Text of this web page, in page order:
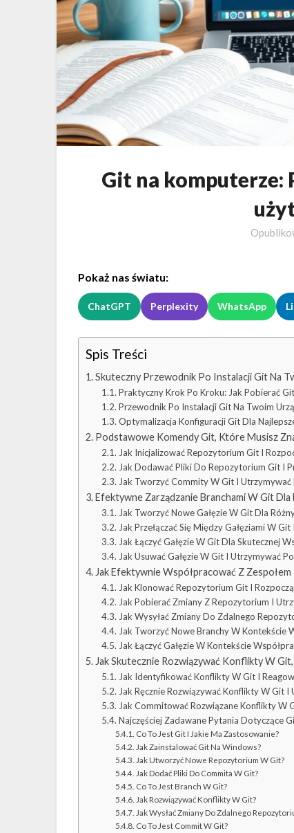
Git na
Pokaż nas światu:
ChatGPT Perplexity WhatsApp
Spis Treści
Skuteczny Przewodnik Po Instalacji Git Na
Praktyczny Krok Po Kroku: Jak Pobierać
Przewodnik Po Instalacji Git Na Twoim
Optymalizacja Konfiguracji Git Dla
Podstawowe Komendy Git, Które Musisz
Jak Inicjalizować Repozytorium Git I
Jak Dodawać Pliki Do Repozytorium Git I
Jak Tworzyć Commity W Git I Utrzymywać
Efektywne Zarządzanie Branchami W Git
Jak Tworzyć Nowe Gałęzie W Git Dla
Jak Przełączać Się Między Gałęziami W
Jak Łączyć Gałęzie W Git Dla Skutecznej
Jak Usuwać Gałęzie W Git I Utrzymywać
Jak Efektywnie Współpracować Z
Jak Klonować Repozytorium Git I
Jak Pobierać Zmiany Z Repozytorium I
Jak Wysyłać Zmiany Do Zdalnego
Jak Tworzyć Nowe Branchy W Kontekście
Jak Łączyć Gałęzie W Kontekście
Jak Skutecznie Rozwiązywać Konflikty W
Jak Identyfikować Konflikty W Git I
Jak Ręcznie Rozwiązywać Konflikty W Git I
Jak Commitować Rozwiązane Konflikty W
Najczęściej Zadawane Pytania Dotyczące
Co To Jest Git I Jakie Ma Zastosowanie?
Jak Zainstalować Git Na Windows?
Jak Utworzyć Nowe Repozytorium W Git?
Jak Dodać Pliki Do Commita W Git?
Co To Jest Branch W Git?
Jak Rozwiązywać Konflikty W Git?
Jak Wysłać Zmiany Do Zdalnego
Co To Jest Commit W Git?